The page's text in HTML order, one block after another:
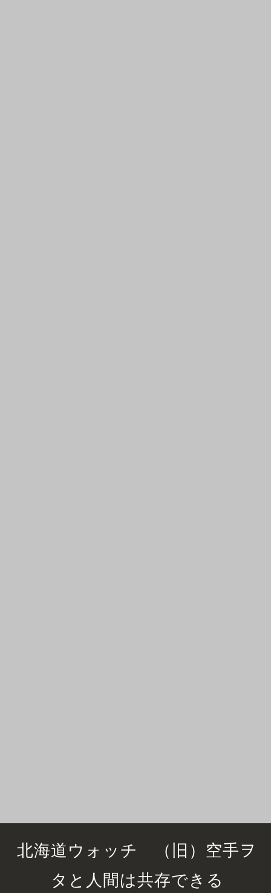
北海道ウォッチ （旧）空手ヲ
タと人間は共存できる